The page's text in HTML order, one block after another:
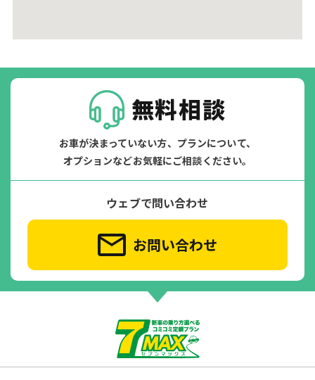
無料相談
お車が決まっていない方、プランについて、
オプションなどお気軽にご相談ください。
ウェブで問い合わせ
お問い合わせ